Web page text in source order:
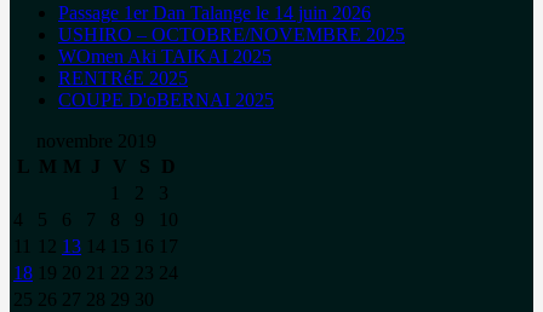
Passage 1er Dan Talange le 14 juin 2026
USHIRO – OCTOBRE/NOVEMBRE 2025
WOmen Aki TAIKAI 2025
RENTRéE 2025
COUPE D'oBERNAI 2025
novembre 2019
L
M M J V S D
2
3
4
5 6 7 8 9
10
12 13 14 15 16
17
18
19 20 21 22 23 24
25 26 27 28 29 30